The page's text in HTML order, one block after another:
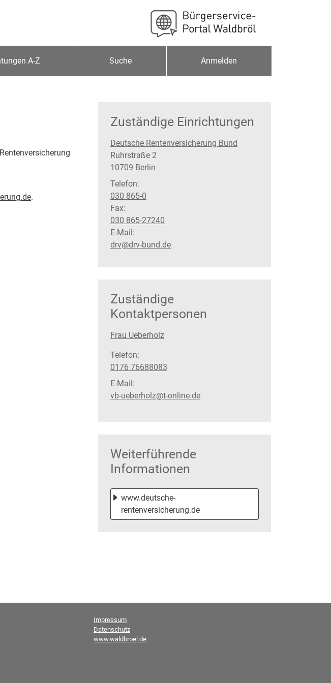
A-Z Suche Anmelden
.
Zuständige Einrichtungen
Deutsche Rentenversicherung Bund
Straße:
Ruhrstraße Hausnummer:
2
PLZ:
10709 Ort:
Berlin
Telefon:
030 865-0
Fax:
030 865-27240
E-Mail:
drv@drv-bund.de
Zuständige
Kontaktpersonen
Frau Ueberholz
Telefon:
0176 76688083
E-Mail:
vb-ueberholz@t-online.de
Weiterführende
Informationen
www.deutsche-
rentenversicherung.de
Impressum
Datenschutz
www.waldbroel.de